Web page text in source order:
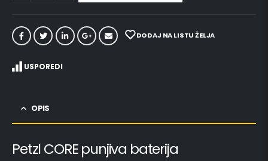
DODAJ NA LISTU ŽELJA
USPOREDI
OPIS
Petzl CORE punjiva baterija